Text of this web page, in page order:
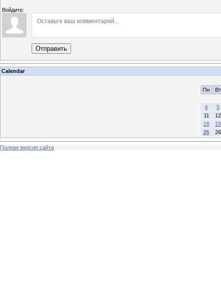
Войдите:
Отправить
Calendar
Пн Вт
4
5
11
12
18
19
25
26
Полная версия сайта